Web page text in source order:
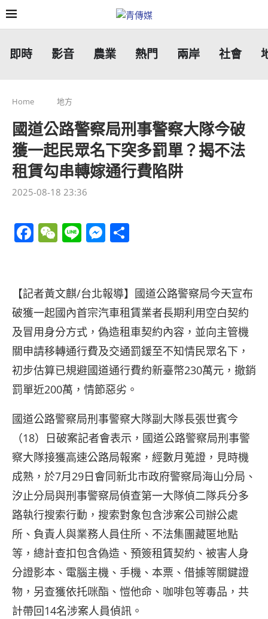
即時 影音 農業 熱門 兩岸 社會
Home 地方
國道公路警察局刑事警察大隊今破
獲一起民眾名下突多罰單？揭不法
租賃勾串轉嫁通行費陷阱
2025-08-18 23:36
Facebook
WeChat
LineMessenger
【記者黃文麒/台北報導】國道公路警察局今天宣布
破獲一起國內首宗汽車租賃業者長期利用空白契約
及冒用身分方式，偽造租車契約內容，並向主管機
關申請移轉通行費及交通罰鍰至不知情民眾名下，
初步估算已規避國道通行費約新臺幣230萬元，撤銷
罰單近200萬，情節惡劣。
國道公路警察局刑事警察大隊副大隊長張世賓今
（18）日破案記者會表示，國道公路警察局刑事警
察大隊接獲高速公路局報案，經數月蒐證，見時機
成熟，於7月29日會同新北市政府警察局海山分局、
汐止分局與刑事警察局偵查第一大隊偵二隊兵分多
路執行搜索行動，搜索對象包含涉案公司辦公處
所、負責人與業務人員住所、不法集團藏匿地點
等，總計查扣包含偽造、預簽租賃契約、被害人身
分證影本、電腦主機、手機、本票、借據等關鍵證
物，另查獲依托咪酯、愷他命、咖啡包等毒品，共
計帶回14名涉案人員偵訊。